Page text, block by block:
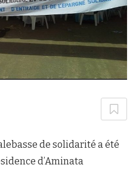
de solidarité a été
d’Aminata